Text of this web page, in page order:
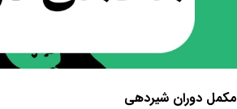
مکمل دوران شیردهی